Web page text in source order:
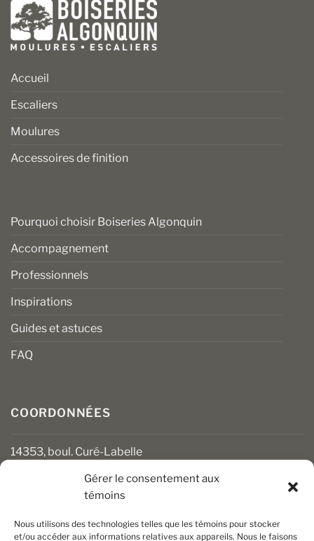
Gérer le consentement aux
témoins
Nous utilisons des technologies telles que les témoins pour stocker
et/ou accéder aux informations relatives aux appareils. Nous le faisons
Accueil
Escaliers
Moulures
Accessoires de finition
Pourquoi choisir Boiseries Algonquin
Accompagnement
Professionnels
Inspirations
Guides et astuces
FAQ
COORDONNÉES
14353, boul. Curé-Labelle
clients@boiseriesalgonquin.com